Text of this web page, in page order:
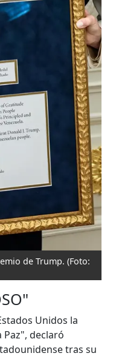
de Trump. (Foto:
Unidos la
Paz", declaró
tras su